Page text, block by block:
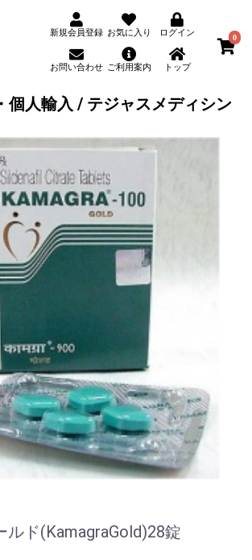
新規会員登録 お気に入り ログイン
お問い合わせ ご利用案内 トップ
0
個人輸入 / テジャスメディシン
ルド(KamagraGold)28錠